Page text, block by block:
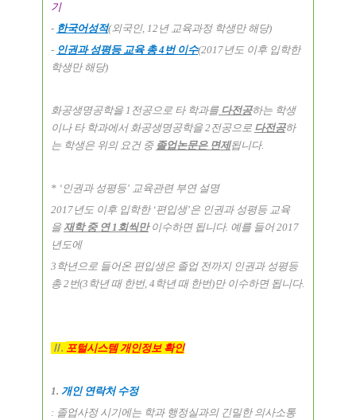
기
- 한국어성적(외국인, 12 년 교육과정 학생만 해당)
- 인권과 성평등 교육 총4 번 이수(2017년도 이후 입학한
학생만 해당)
화공생명공학을 1 전공으로 타 학과를다전공하는 학생
이나 타 학과에서 화공생명공학을2 전공으로 다전공하
는 학생은 위의 요건 중 졸업논문은 면제됩니다.
* ‘ 인권과 성평등’ 교육관련 부연 설명
2017년도 이후 입학한 ‘편입생’은 인권과 성평등 교육
을재학 중 연1 회씩만이수하면 됩니다. 예를 들어2017
년도에
3 학년으로 들어온 편입생은 졸업 전까지 인권과 성평등
총 2 번(3 학년 때 한번, 4 학년 때 한번)만 이수하면 됩니다.
Ⅱ. 포털시스템 개인정보 확인
1. 개인 연락처 수정
: 졸업사정 시기에는 학과 행정실과의 긴밀한 의사소통